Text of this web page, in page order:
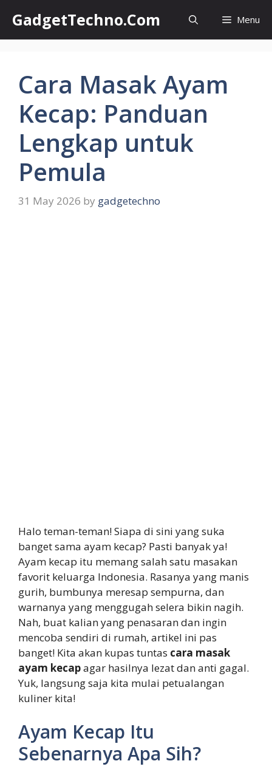
content
GadgetTechno.Com Menu
Cara Masak Ayam
Kecap: Panduan
Lengkap untuk
Pemula
31 May 2026 by gadgetechno
Halo teman-teman! Siapa di sini yang suka
banget sama ayam kecap? Pasti banyak ya!
Ayam kecap itu memang salah satu masakan
favorit keluarga Indonesia. Rasanya yang manis
gurih, bumbunya meresap sempurna, dan
warnanya yang menggugah selera bikin nagih.
Nah, buat kalian yang penasaran dan ingin
mencoba sendiri di rumah, artikel ini pas
banget! Kita akan kupas tuntas cara masak
ayam kecapagar hasilnya lezat dan anti gagal.
Yuk, langsung saja kita mulai petualangan
kuliner kita!
Ayam Kecap Itu
Sebenarnya Apa Sih?